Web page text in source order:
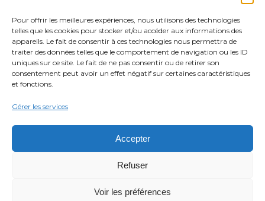
Pour offrir les meilleures expériences, nous utilisons des technologies
telles que les cookies pour stocker et/ou accéder aux informations des
appareils. Le fait de consentir à ces technologies nous permettra de
traiter des données telles que le comportement de navigation ou les ID
uniques sur ce site. Le fait de ne pas consentir ou de retirer son
consentement peut avoir un effet négatif sur certaines caractéristiques
et fonctions.
Gérer les services
Accepter
Refuser
Voir les préférences
Contact
Rue de la Graignette 27, 1420 Braine-l'Alleud
02 385 12 43